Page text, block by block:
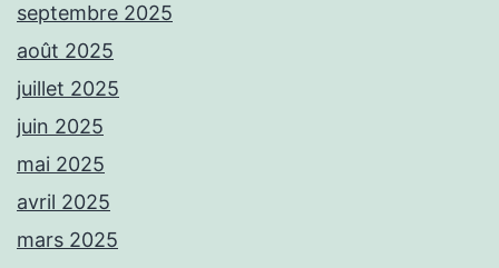
septembre 2025
août 2025
juillet 2025
juin 2025
mai 2025
avril 2025
mars 2025